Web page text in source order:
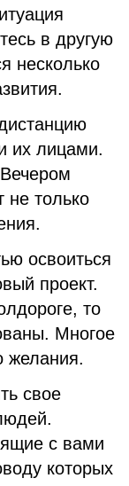
в другую
несколько
их лицами.
не только
освоиться
проект.
то
Многое
желания.
свое
с вами
которых